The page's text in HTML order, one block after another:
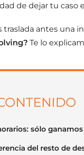
de dejar tu caso
traslada antes una
Te lo
sólo
del resto de